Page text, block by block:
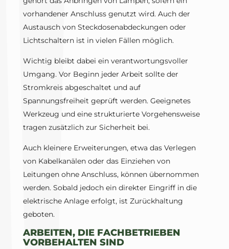
vorhandener Anschluss genutzt wird. Auch der
Austausch von Steckdosenabdeckungen oder
Lichtschaltern ist in vielen Fällen möglich.
Wichtig bleibt dabei ein verantwortungsvoller
Umgang. Vor Beginn jeder Arbeit sollte der
Stromkreis abgeschaltet und auf
Spannungsfreiheit geprüft werden. Geeignetes
Werkzeug und eine strukturierte Vorgehensweise
tragen zusätzlich zur Sicherheit bei.
Auch kleinere Erweiterungen, etwa das Verlegen
von Kabelkanälen oder das Einziehen von
Leitungen ohne Anschluss, können übernommen
werden. Sobald jedoch ein direkter Eingriff in die
elektrische Anlage erfolgt, ist Zurückhaltung
geboten.
ARBEITEN, DIE FACHBETRIEBEN
VORBEHALTEN SIND